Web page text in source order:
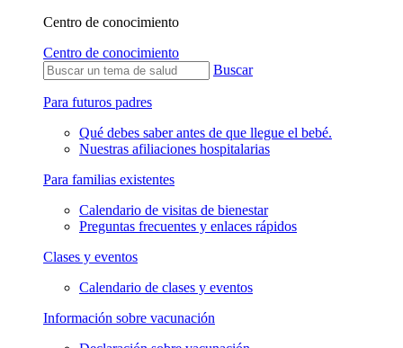
Centro de conocimiento
Centro de conocimiento
Buscar
Para futuros padres
Qué debes saber antes de que llegue el bebé.
Nuestras afiliaciones hospitalarias
Para familias existentes
Calendario de visitas de bienestar
Preguntas frecuentes y enlaces rápidos
Clases y eventos
Calendario de clases y eventos
Información sobre vacunación